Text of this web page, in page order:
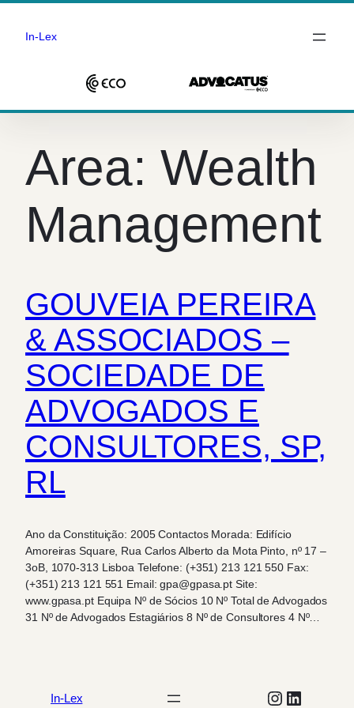
Saltar
conteúdo
In-Lex
Area:Wealth
Management
GOUVEIA PEREIRA
& ASSOCIADOS –
SOCIEDADE DE
ADVOGADOS E
CONSULTORES, SP,
RL
Ano da Constituição: 2005 Contactos Morada: Edifício
Amoreiras Square, Rua Carlos Alberto da Mota Pinto, nº 17 –
3oB, 1070-313 Lisboa Telefone: (+351) 213 121 550 Fax:
(+351) 213 121 551 Email: gpa@gpasa.pt Site:
www.gpasa.pt Equipa Nº de Sócios 10 Nº Total de Advogados
31 Nº de Advogados Estagiários 8 Nº de Consultores 4 Nº…
In-Lex Instagram
LinkedIn